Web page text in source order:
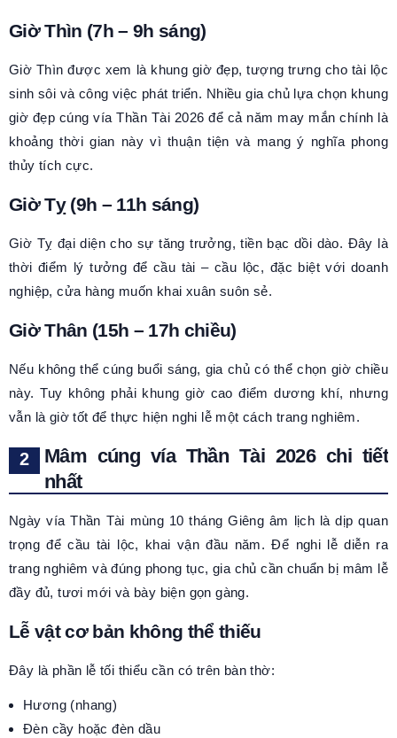
Giờ Thìn (7h – 9h sáng)
Giờ Thìn được xem là khung giờ đẹp, tượng trưng cho tài lộc
sinh sôi và công việc phát triển. Nhiều gia chủ lựa chọn khung
giờ đẹp cúng vía Thần Tài 2026 để cả năm may mắn chính là
khoảng thời gian này vì thuận tiện và mang ý nghĩa phong
thủy tích cực.
Giờ Tỵ (9h – 11h sáng)
Giờ Tỵ đại diện cho sự tăng trưởng, tiền bạc dồi dào. Đây là
thời điểm lý tưởng để cầu tài – cầu lộc, đặc biệt với doanh
nghiệp, cửa hàng muốn khai xuân suôn sẻ.
Giờ Thân (15h – 17h chiều)
Nếu không thể cúng buổi sáng, gia chủ có thể chọn giờ chiều
này. Tuy không phải khung giờ cao điểm dương khí, nhưng
vẫn là giờ tốt để thực hiện nghi lễ một cách trang nghiêm.
Mâm cúng vía Thần Tài 2026 chi tiết
nhất
Ngày vía Thần Tài mùng 10 tháng Giêng âm lịch là dịp quan
trọng để cầu tài lộc, khai vận đầu năm. Để nghi lễ diễn ra
trang nghiêm và đúng phong tục, gia chủ cần chuẩn bị mâm lễ
đầy đủ, tươi mới và bày biện gọn gàng.
Lễ vật cơ bản không thể thiếu
Đây là phần lễ tối thiểu cần có trên bàn thờ:
Hương (nhang)
Đèn cầy hoặc đèn dầu